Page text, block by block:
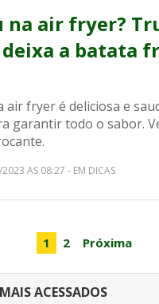
na air fryer?
a batata
fryer é deliciosa e
garantir todo o sabor.
AS 08:27 - EM DICAS
1 2 Próxima
ACESSADOS